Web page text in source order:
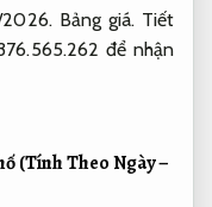
2026. Bảng giá. Tiết
để nhận
(Tính Theo Ngày –